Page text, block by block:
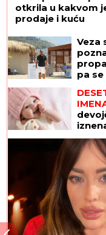
otkrila u kakvom
prodaje i kuću
onda
ŠOK
Kada
opšti
pa